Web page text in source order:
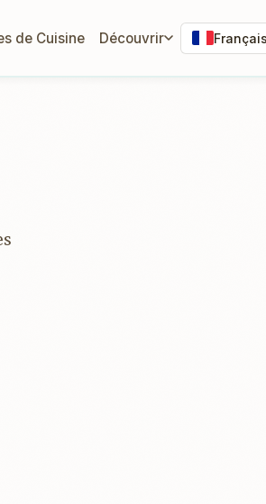
de Cuisine Découvrir Français